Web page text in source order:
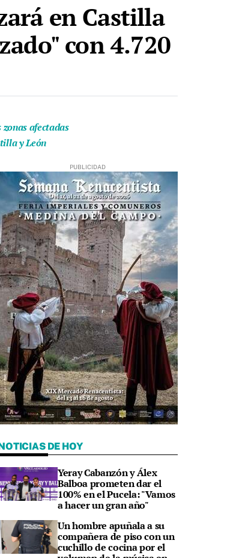
en Castilla
con 4.720
afectadas
y León
DE HOY
Yeray Cabanzón y Álex
Balboa prometen dar el
100% en el Pucela: "Vamos
a hacer un gran año"
Un hombre apuñala a su
compañera de piso con un
cuchillo de cocina por el